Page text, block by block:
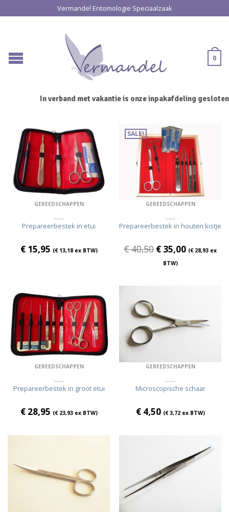
Vermandel Entomologie Speciaalzaak
0
In verband met vakantie is onze inpakafdeling gesloten
GEREEDSCHAPPEN
Prepareerbestek in etui
€15,95 (€13,18ex BTW)
SALE!
GEREEDSCHAPPEN
Prepareerbestek in houten kistje
€40,50 € 35,00 (€28,93 ex
BTW)
GEREEDSCHAPPEN
Prepareerbestek in groot etui
€28,95 (€23,93ex BTW)
GEREEDSCHAPPEN
Microscopische schaar
€4,50 (€3,72ex BTW)